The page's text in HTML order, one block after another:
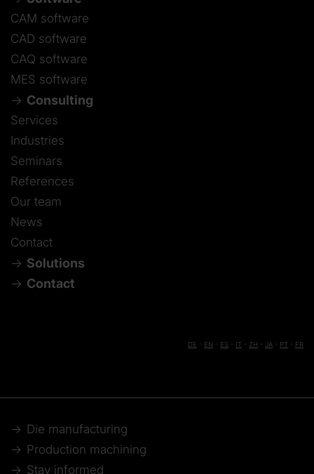
CAM software
CAD software
CAQ software
MES software
Consulting
Services
Industries
Seminars
References
Our team
News
Contact
Solutions
Contact
DE EN ES IT ZH JA PT FR
Die manufacturing
Production machining
Stay informed